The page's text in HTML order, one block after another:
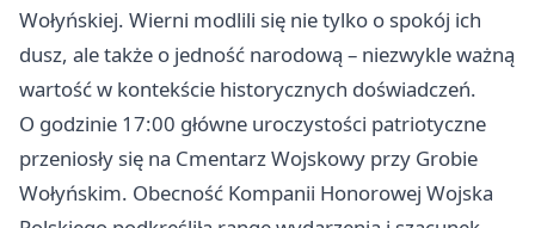
Wołyńskiej. Wierni modlili się nie tylko o spokój ich
dusz, ale także o jedność narodową – niezwykle ważną
wartość w kontekście historycznych doświadczeń.
O godzinie 17:00 główne uroczystości patriotyczne
przeniosły się na Cmentarz Wojskowy przy Grobie
Wołyńskim. Obecność Kompanii Honorowej Wojska